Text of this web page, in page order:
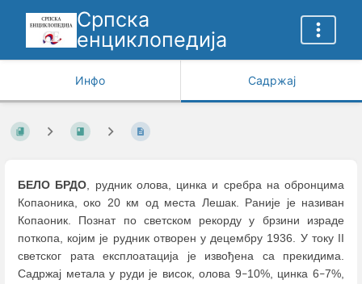
Српска
енциклопедија
Инфо Садржај
БЕЛО БРДО, рудник олова, цинка и сребра на обронцима
Копаоника, око 20 км од места Лешак. Раније је називан
Копаоник. Познат по светском рекорду у брзини израде
поткопа, којим је рудник отворен у децембру 1936. У току II
светског рата експлоатација је извођена са прекидима.
Садржај метала у руди је висок, олова 9–10%, цинка 6–7%,